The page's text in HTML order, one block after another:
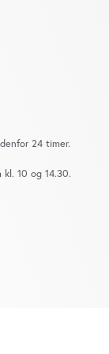
disse
eller som
Du
24 timer.
10 og 14.30.